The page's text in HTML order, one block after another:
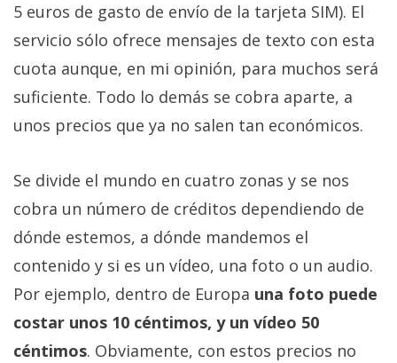
Publicidad
/
Cambiar
opciones
de
privacidad
Aviso
El medio de
comunicación
encontrarás
todas las
noticias sobre
tecnología,
5 euros de gasto de envío de la tarjeta SIM). El
servicio sólo ofrece mensajes de texto con esta
cuota aunque, en mi opinión, para muchos será
suficiente. Todo lo demás se cobra aparte, a
unos precios que ya no salen tan económicos.
Se divide el mundo en cuatro zonas y se nos
cobra un número de créditos dependiendo de
dónde estemos, a dónde mandemos el
contenido y si es un vídeo, una foto o un audio.
Por ejemplo, dentro de Europa una foto puede
costar unos 10 céntimos, y un vídeo 50
céntimos. Obviamente, con estos precios no